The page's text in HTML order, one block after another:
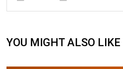
YOU MIGHT ALSO LIKE